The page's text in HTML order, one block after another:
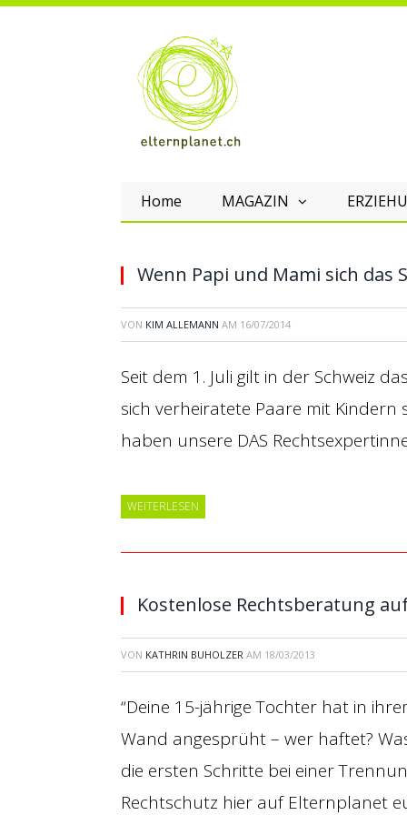
Home MAGAZIN
Wenn Papi und Mami sich das
VON KIM ALLEMANN AM 16/07/2014
Seit dem 1. Juli gilt in der Schweiz
sich verheiratete Paare mit Kindern
haben unsere DAS
WEITERLESEN
Kostenlose Rechtsberatung
VON KATHRIN BUHOLZER AM 18/03/2013
“Deine 15-jährige Tochter hat in
Wand angesprüht – wer haftet?
die ersten Schritte bei einer
Rechtschutz hier auf Elternplanet